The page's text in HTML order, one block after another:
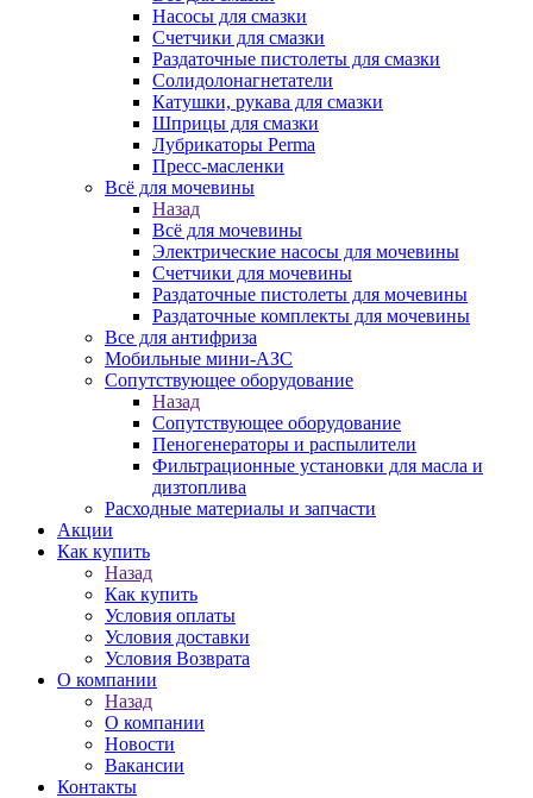
Насосы для смазки
Счетчики для смазки
Раздаточные пистолеты для смазки
Солидолонагнетатели
Катушки, рукава для смазки
Шприцы для смазки
Лубрикаторы Perma
Пресс-масленки
Всё для мочевины
Назад
Всё для мочевины
Электрические насосы для мочевины
Счетчики для мочевины
Раздаточные пистолеты для мочевины
Раздаточные комплекты для мочевины
Все для антифриза
Мобильные мини-АЗС
Сопутствующее оборудование
Назад
Сопутствующее оборудование
Пеногенераторы и распылители
Фильтрационные установки для масла и
дизтоплива
Расходные материалы и запчасти
Акции
Как купить
Назад
Как купить
Условия оплаты
Условия доставки
Условия Возврата
О компании
Назад
О компании
Новости
Вакансии
Контакты